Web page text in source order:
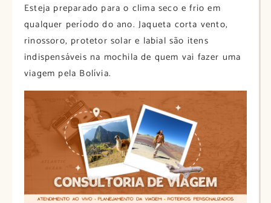
Esteja preparado para o clima seco e frio em
qualquer período do ano. Jaqueta corta vento,
rinossoro, protetor solar e labial são itens
indispensáveis na mochila de quem vai fazer uma
viagem pela Bolívia.